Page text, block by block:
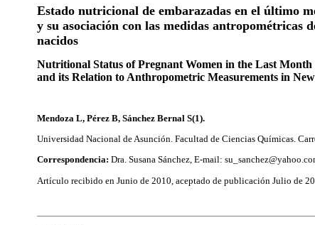
Estado nutricional de embarazadas en el último
y su asociación con las medidas antropométricas
nacidos
Nutritional Status of Pregnant Women in the Last Month
and its Relation to Anthropometric Measurements in
Mendoza L, Pérez B, Sánchez Bernal S(1).
Universidad Nacional de Asunción. Facultad de Ciencias Químicas.
Correspondencia: Dra. Susana Sánchez, E-mail:
Artículo recibido en Junio de 2010, aceptado de publicación Julio de